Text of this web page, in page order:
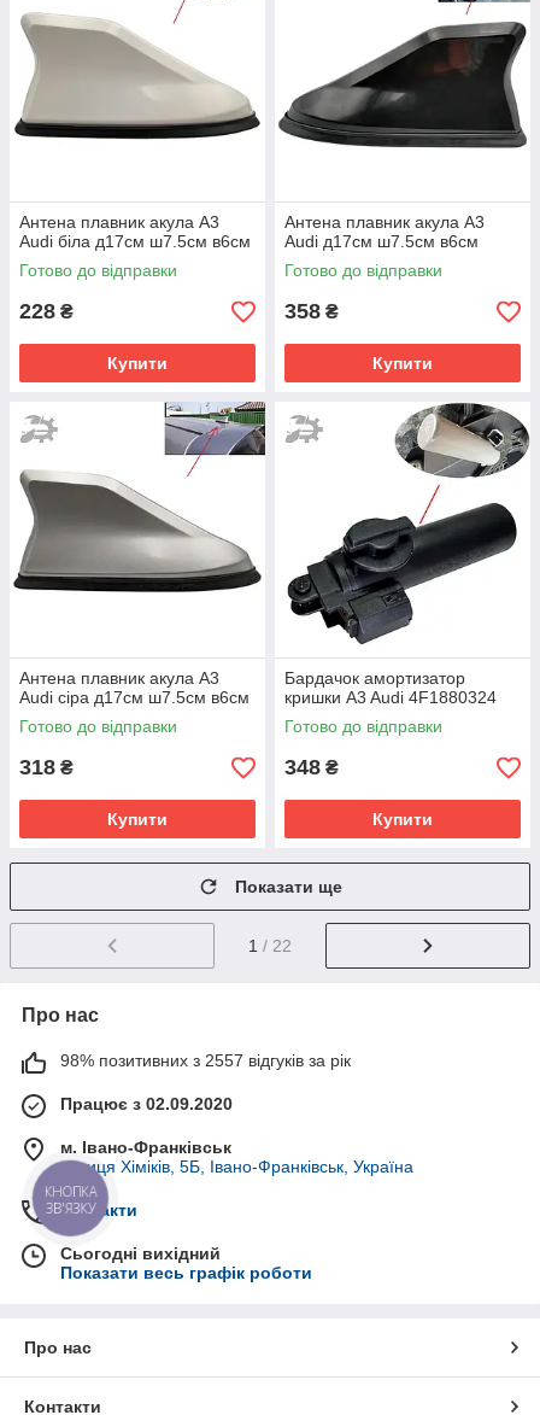
Антена плавник акула A3
Audi біла д17см ш7.5см в6см
Готово до відправки
228 ₴
Купити
Антена плавник акула A3
Audi д17см ш7.5см в6см
Готово до відправки
358 ₴
Купити
Антена плавник акула A3
Audi сіра д17см ш7.5см в6см
Готово до відправки
318 ₴
Купити
Бардачок амортизатор
кришки A3 Audi 4F1880324
Готово до відправки
348 ₴
Купити
Показати ще
1 / 22
Про нас
98% позитивних з 2557 відгуків за рік
Працює з 02.09.2020
м. Івано-Франківськ
вулиця Хіміків, 5Б, Івано-Франківськ, Україна
Контакти
Сьогодні вихідний
Показати весь графік роботи
Про нас
Контакти
КНОПКА
ЗВ'ЯЗКУ